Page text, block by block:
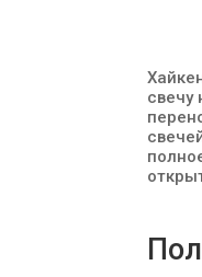
свечу